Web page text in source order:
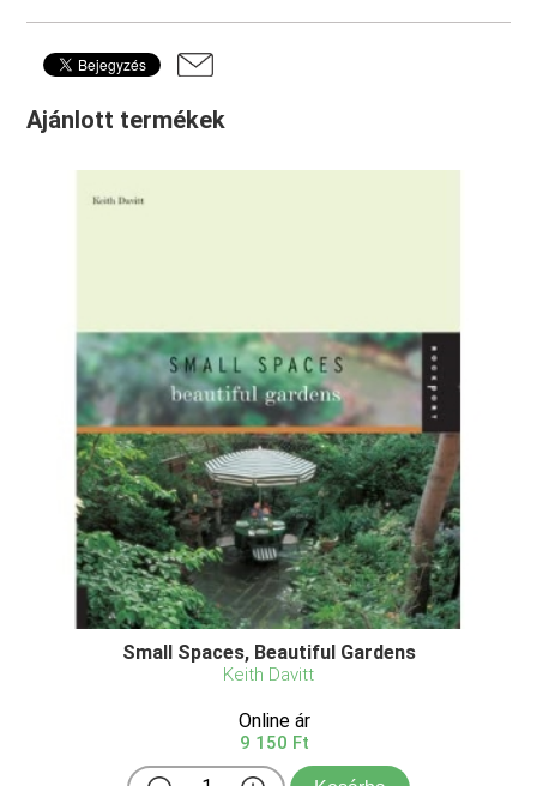
Ajánlott termékek
Small Spaces, Beautiful Gardens
Keith Davitt
Online ár
9 150 Ft